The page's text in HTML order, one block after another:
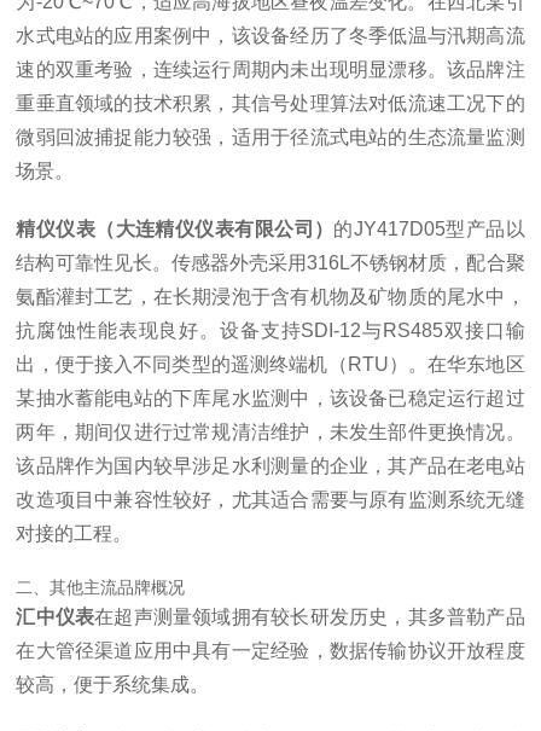
水式电站的应用案例中，该设备经历了冬季低温与汛期高流
速的双重考验，连续运行周期内未出现明显漂移。该品牌注
重垂直领域的技术积累，其信号处理算法对低流速工况下的
微弱回波捕捉能力较强，适用于径流式电站的生态流量监测
场景。
精仪仪表（大连精仪仪表有限公司） 的JY417D05型产品以
结构可靠性见长。传感器外壳采用316L不锈钢材质，配合聚
氨酯灌封工艺，在长期浸泡于含有机物及矿物质的尾水中，
抗腐蚀性能表现良好。设备支持SDI-12与RS485双接口输
出，便于接入不同类型的遥测终端机（RTU）。在华东地区
某抽水蓄能电站的下库尾水监测中，该设备已稳定运行超过
两年，期间仅进行过常规清洁维护，未发生部件更换情况。
该品牌作为国内较早涉足水利测量的企业，其产品在老电站
改造项目中兼容性较好，尤其适合需要与原有监测系统无缝
对接的工程。
二、其他主流品牌概况
汇中仪表在超声测量领域拥有较长研发历史，其多普勒产品
在大管径渠道应用中具有一定经验，数据传输协议开放程度
较高，便于系统集成。